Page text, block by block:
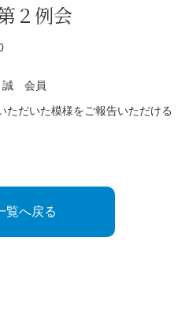
２例会
員
ただいた模様をご報告いただける
覧へ戻る